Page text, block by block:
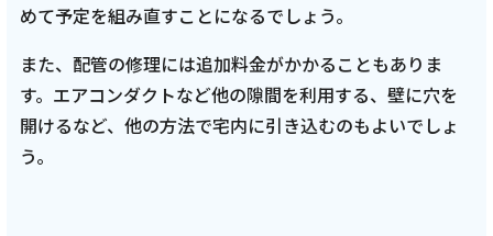
めて予定を組み直すことになるでしょう。
また、配管の修理には追加料金がかかることもありま
す。エアコンダクトなど他の隙間を利用する、壁に穴を
開けるなど、他の方法で宅内に引き込むのもよいでしょ
う。